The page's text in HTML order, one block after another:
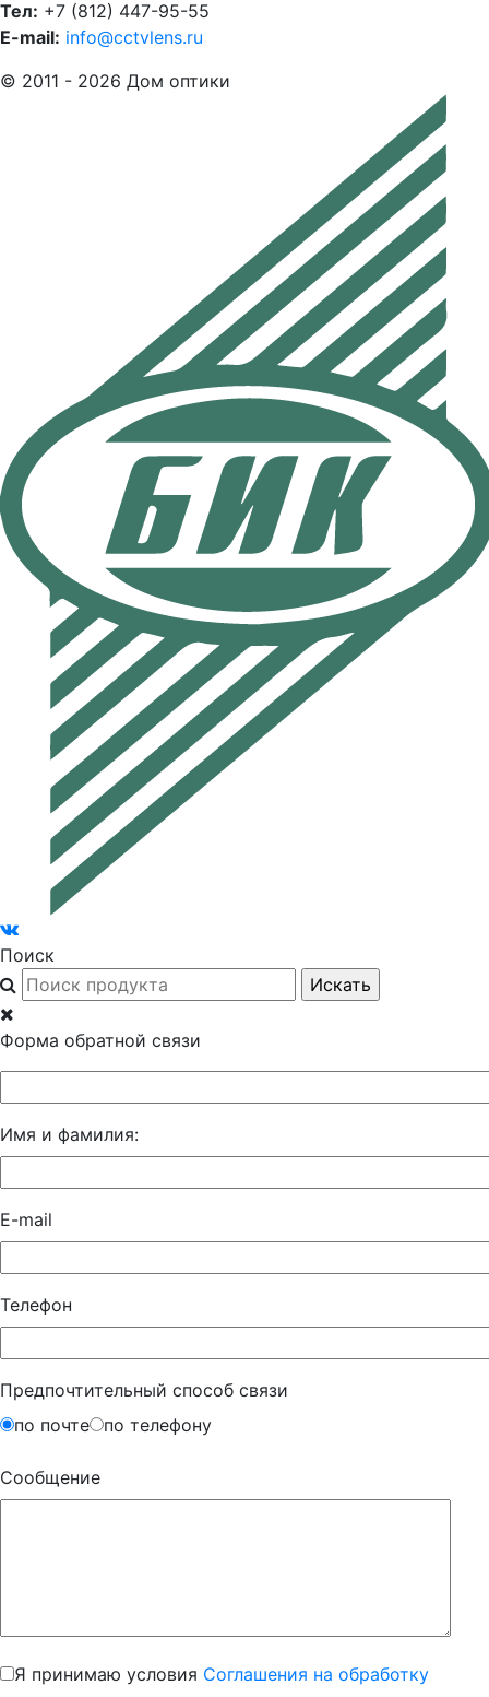
Тел: +7 (812) 447-95-55
E-mail: info@cctvlens.ru
© 2011 - 2026 Дом оптики
Поиск
Форма обратной связи
Имя и фамилия:
E-mail
Телефон
Предпочтительный способ связи
по почте
по телефону
Сообщение
Я принимаю условия Соглашения на обработку